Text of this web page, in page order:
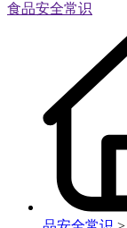
食品安全常识